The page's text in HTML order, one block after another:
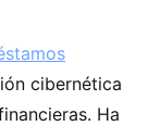
cibernética
Ha